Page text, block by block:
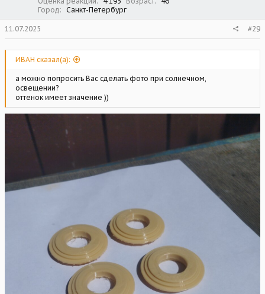
Город
Санкт-Петербург
11.07.2025 #29
ИВАН сказал(а):
а можно попросить Вас сделать фото при солнечном,
освещении?
оттенок имеет значение ))